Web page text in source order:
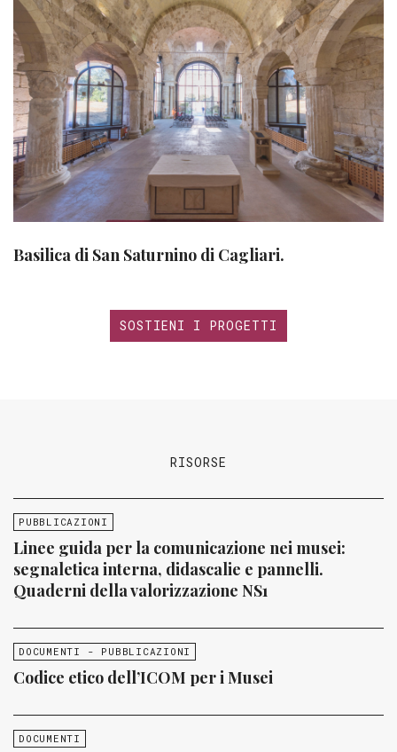
Basilica di San Saturnino di Cagliari.
SOSTIENI I PROGETTI
RISORSE
PUBBLICAZIONI
Linee guida per la comunicazione nei musei:
segnaletica interna, didascalie e pannelli.
Quaderni della valorizzazione NS1
DOCUMENTI - PUBBLICAZIONI
Codice etico dell’ICOM per i Musei
DOCUMENTI